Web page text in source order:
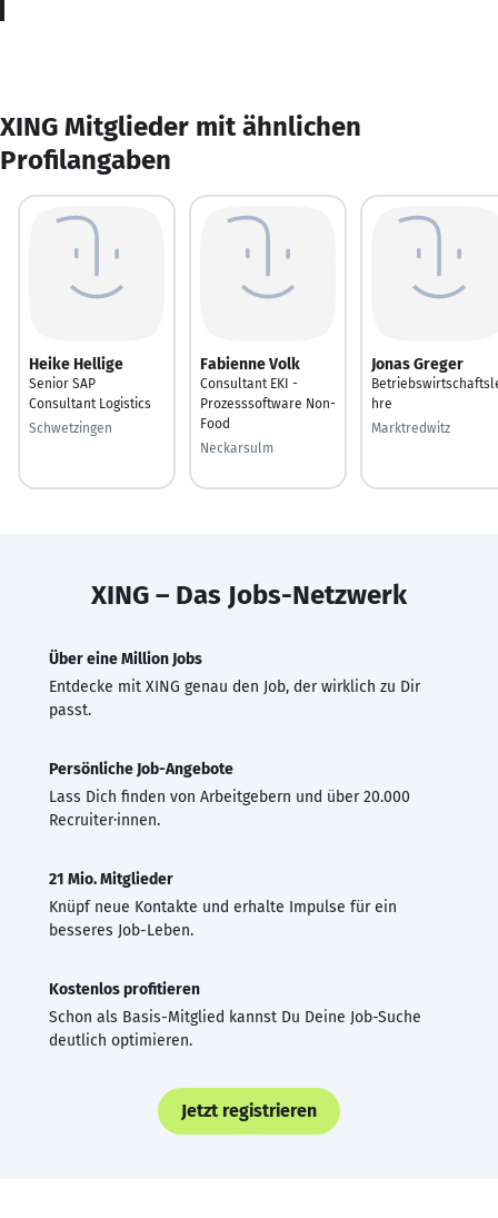
XING Mitglieder mit ähnlichen
Profilangaben
Heike Hellige
Senior SAP
Consultant Logistics
Schwetzingen
Fabienne Volk
Consultant EKI -
Prozesssoftware Non-
Food
Neckarsulm
Jonas Greger
hre
Marktredwitz
XING – Das Jobs-Netzwerk
Über eine Million Jobs
Entdecke mit XING genau den Job, der wirklich zu Dir
passt.
Persönliche Job-Angebote
Lass Dich finden von Arbeitgebern und über 20.000
Recruiter·innen.
21 Mio. Mitglieder
Knüpf neue Kontakte und erhalte Impulse für ein
besseres Job-Leben.
Kostenlos profitieren
Schon als Basis-Mitglied kannst Du Deine Job-Suche
deutlich optimieren.
Jetzt registrieren